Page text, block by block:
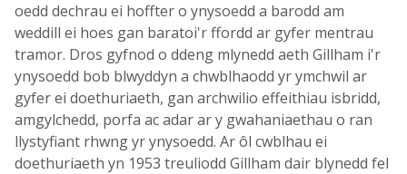
oedd dechrau ei hoffter o ynysoedd a barodd am
weddill ei hoes gan baratoi'r ffordd ar gyfer mentrau
tramor. Dros gyfnod o ddeng mlynedd aeth Gillham i'r
ynysoedd bob blwyddyn a chwblhaodd yr ymchwil ar
gyfer ei doethuriaeth, gan archwilio effeithiau isbridd,
amgylchedd, porfa ac adar ar y gwahaniaethau o ran
llystyfiant rhwng yr ynysoedd. Ar ôl cwblhau ei
doethuriaeth yn 1953 treuliodd Gillham dair blynedd fel